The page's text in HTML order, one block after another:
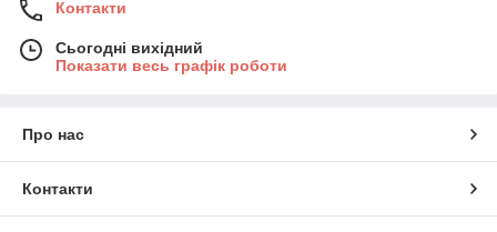
Контакти
Сьогодні вихідний
Показати весь графік роботи
Про нас
Контакти